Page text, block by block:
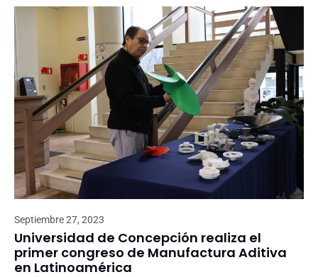
Septiembre 27, 2023
Universidad de Concepción realiza el
primer congreso de Manufactura Aditiva
en Latinoamérica